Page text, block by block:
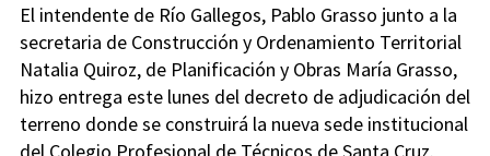
El intendente de Río Gallegos, Pablo Grasso junto a la
secretaria de Construcción y Ordenamiento Territorial
Natalia Quiroz, de Planificación y Obras María Grasso,
hizo entrega este lunes del decreto de adjudicación del
terreno donde se construirá la nueva sede institucional
del Colegio Profesional de Técnicos de Santa Cruz.